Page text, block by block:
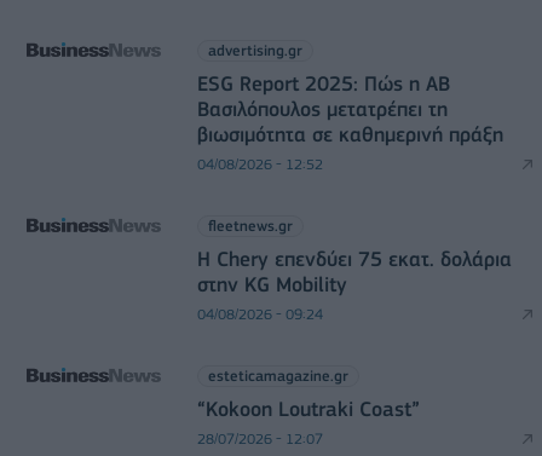
advertising.gr
ESG Report 2025: Πώς η ΑΒ
Βασιλόπουλος μετατρέπει τη
βιωσιμότητα σε καθημερινή πράξη
04/08/2026 - 12:52
fleetnews.gr
Η Chery επενδύει 75 εκατ. δολάρια
στην KG Mobility
04/08/2026 - 09:24
esteticamagazine.gr
“Kokoon Loutraki Coast”
28/07/2026 - 12:07